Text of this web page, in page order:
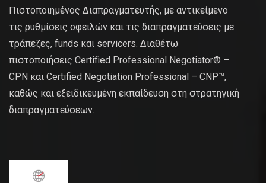
Πιστοποιημένος Διαπραγματευτής, με αντικείμενο
τις ρυθμίσεις οφειλών και τις διαπραγματεύσεις με
τράπεζες, funds και servicers. Διαθέτω
πιστοποιήσεις Certified Professional Negotiator® –
CPN και Certified Negotiation Professional – CNP™,
καθώς και εξειδικευμένη εκπαίδευση στη στρατηγική
διαπραγματεύσεων.